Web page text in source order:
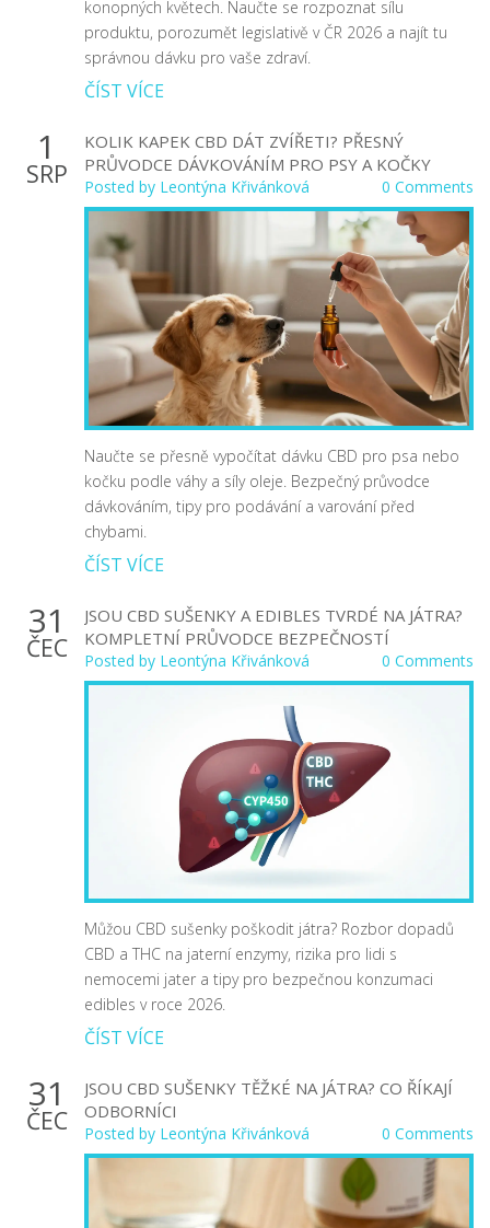
konopných květech. Naučte se rozpoznat sílu
produktu, porozumět legislativě v ČR 2026 a najít tu
správnou dávku pro vaše zdraví.
ČÍST VÍCE
1
SRP
KOLIK KAPEK CBD DÁT ZVÍŘETI? PŘESNÝ
PRŮVODCE DÁVKOVÁNÍM PRO PSY A KOČKY
Posted by Leontýna Křivánková 0 Comments
Naučte se přesně vypočítat dávku CBD pro psa nebo
kočku podle váhy a síly oleje. Bezpečný průvodce
dávkováním, tipy pro podávání a varování před
chybami.
ČÍST VÍCE
31
ČEC
JSOU CBD SUŠENKY A EDIBLES TVRDÉ NA JÁTRA?
KOMPLETNÍ PRŮVODCE BEZPEČNOSTÍ
Posted by Leontýna Křivánková 0 Comments
Můžou CBD sušenky poškodit játra? Rozbor dopadů
CBD a THC na jaterní enzymy, rizika pro lidi s
nemocemi jater a tipy pro bezpečnou konzumaci
edibles v roce 2026.
ČÍST VÍCE
31
ČEC
JSOU CBD SUŠENKY TĚŽKÉ NA JÁTRA? CO ŘÍKAJÍ
ODBORNÍCI
Posted by Leontýna Křivánková 0 Comments